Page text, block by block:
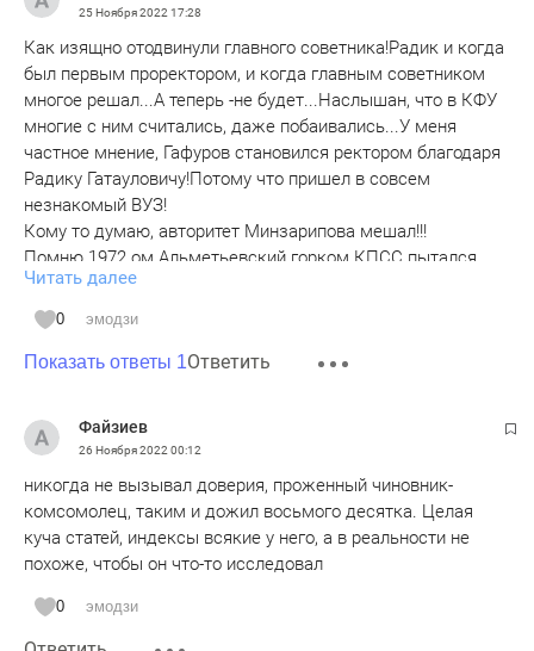
25 Ноября 2022 17:28
Как изящно отодвинули главного советника!Радик и когда
был первым проректором, и когда главным советником
многое решал...А теперь -не будет...Наслышан, что в КФУ
многие с ним считались, даже побаивались...У меня
частное мнение, Гафуров становился ректором благодаря
Радику Гатауловичу!Потому что пришел в совсем
незнакомый ВУЗ!
Кому то думаю, авторитет Минзарипова мешал!!!
Помню 1972 ом Альметьевский горком КПСС пытался
"избавиться" таким же способом от Гата абы, который
имел огромный авторитет в возглавляемом им заводе! Но
осилить Геракла не смогли......
Читать далее
0 эмодзи
Показать ответы 1Ответить
Файзиев
26 Ноября 2022 00:12
никогда не вызывал доверия, проженный чиновник-
комсомолец, таким и дожил восьмого десятка. Целая
куча статей, индексы всякие у него, а в реальности не
похоже, чтобы он что-то исследовал
0 эмодзи